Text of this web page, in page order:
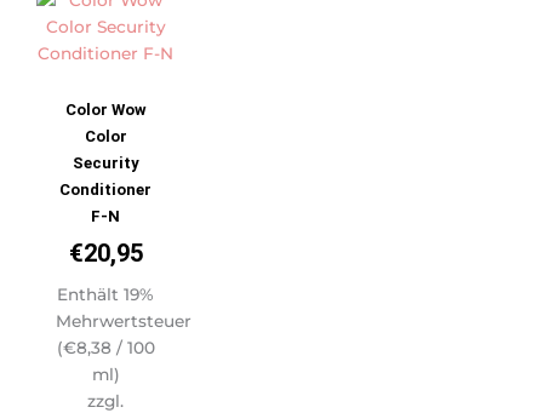
Color Wow
Color
Security
Conditioner
F-N
€20,95
Enthält 19%
Mehrwertsteuer
(€8,38 / 100
ml)
zzgl.